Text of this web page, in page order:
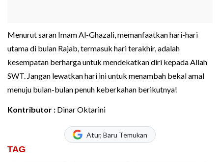
Menurut saran Imam Al-Ghazali, memanfaatkan hari-hari
utama di bulan Rajab, termasuk hari terakhir, adalah
kesempatan berharga untuk mendekatkan diri kepada Allah
SWT. Jangan lewatkan hari ini untuk menambah bekal amal
menuju bulan-bulan penuh keberkahan berikutnya!
Kontributor : Dinar Oktarini
Atur, Baru Temukan
TAG